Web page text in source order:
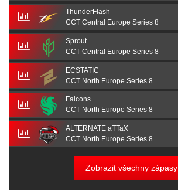
ThunderFlash
CCT Central Europe Series 8
Sprout
CCT Central Europe Series 8
ECSTATIC
CCT North Europe Series 8
Falcons
CCT North Europe Series 8
ALTERNATE aTTaX
CCT North Europe Series 8
Zobrazit všechny zápasy